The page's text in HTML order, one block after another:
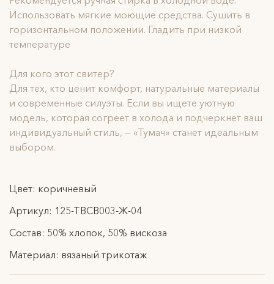
Использовать мягкие моющие средства. Сушить в
горизонтальном положении. Гладить при низкой
температуре
Для кого этот свитер?
Для тех, кто ценит комфорт, натуральные материалы
и современные силуэты. Если вы ищете уютную
модель, которая согреет в холода и подчеркнет ваш
индивидуальный стиль, — «Тумач» станет идеальным
выбором.
Цвет: коричневый
Артикул: 125-ТВСВ003-Ж-04
Состав: 50% хлопок, 50% вискоза
Материал: вязаный трикотаж